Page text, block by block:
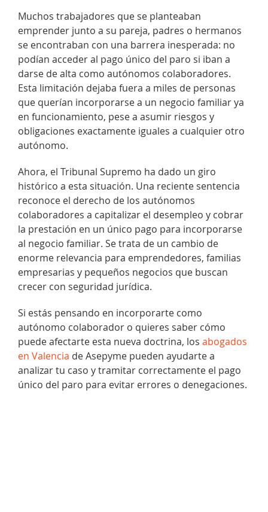
Muchos trabajadores que se planteaban
emprender junto a su pareja, padres o hermanos
se encontraban con una barrera inesperada: no
podían acceder al pago único del paro si iban a
darse de alta como autónomos colaboradores.
Esta limitación dejaba fuera a miles de personas
que querían incorporarse a un negocio familiar ya
en funcionamiento, pese a asumir riesgos y
obligaciones exactamente iguales a cualquier otro
autónomo.
Ahora, el Tribunal Supremo ha dado un giro
histórico a esta situación. Una reciente sentencia
reconoce el derecho de los autónomos
colaboradores a capitalizar el desempleo y cobrar
la prestación en un único pago para incorporarse
al negocio familiar. Se trata de un cambio de
enorme relevancia para emprendedores, familias
empresarias y pequeños negocios que buscan
crecer con seguridad jurídica.
Si estás pensando en incorporarte como
autónomo colaborador o quieres saber cómo
puede afectarte esta nueva doctrina, los abogados
en Valencia de Asepyme pueden ayudarte a
analizar tu caso y tramitar correctamente el pago
único del paro para evitar errores o denegaciones.